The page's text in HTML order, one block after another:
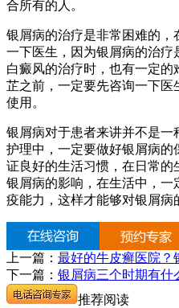
合所有的人。
银屑病的治疗是非常困难的
一下医生，因为银屑病的治疗
白癜风的治疗时，也有一定
芷之前，一定要先咨询一下医
使用。
银屑病对于患者来讲并不是
护理中，一定要做好银屑病
证良好的生活习惯，在日常
银屑病的影响，在生活中，
疫能力，这样才能够对银屑病
上一篇： 最好的牛皮癣医院？
下一篇： 银屑病三个时期有什
推荐阅读